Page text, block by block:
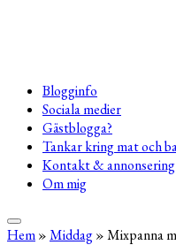
Blogginfo
Sociala medier
Gästblogga?
Tankar kring mat och
Kontakt & annonsering
Om mig
Hem»Middag»Mixpanna